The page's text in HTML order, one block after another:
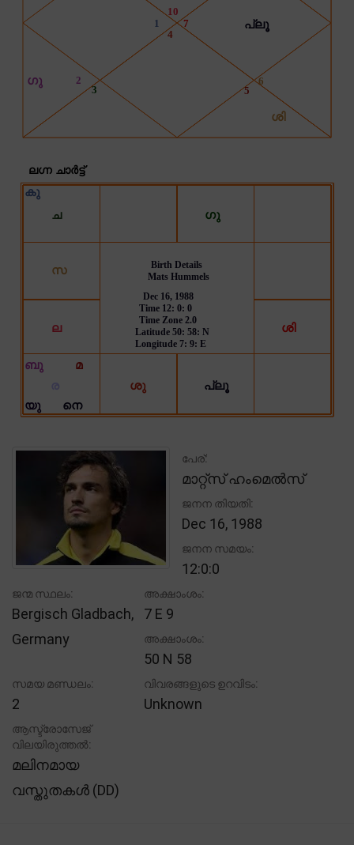
പേര്:
മാറ്റ്സ് ഹംമെൽസ്
ജനന തിയതി:
Dec 16, 1988
ജനന സമയം:
12:0:0
ജന്മ സ്ഥലം:
Bergisch Gladbach,
Germany
അക്ഷാംശം:
7 E 9
അക്ഷാംശം:
50 N 58
സമയ മണ്ഡലം:
2
വിവരങ്ങളുടെ ഉറവിടം:
Unknown
ആസ്ട്രോസേജ്
വിലയിരുത്തൽ:
മലിനമായ
വസ്തുതകൾ (DD)